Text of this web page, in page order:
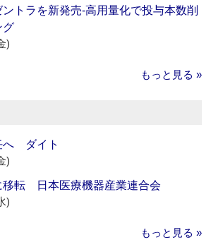
ントラを新発売‐高用量化で投与本数削
)
もっと見る »
へ ダイト
)
移転 日本医療機器産業連合会
)
もっと見る »